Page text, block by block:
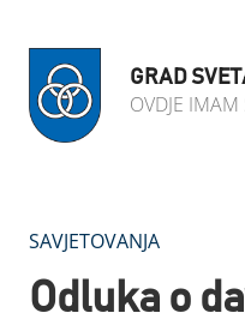
GRAD
OVDJE IMAM
SAVJETOVANJA
Odluka o